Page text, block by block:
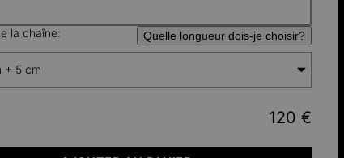
la chaîne: Quelle longueur dois-je choisir?
+ 5 cm
120 €